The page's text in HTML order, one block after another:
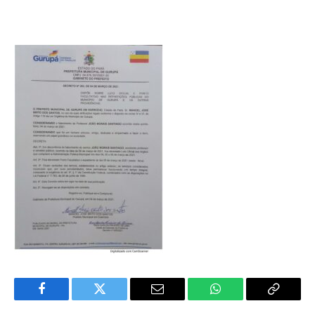
Facebook Twitter
E-
WhatsApp Copiar